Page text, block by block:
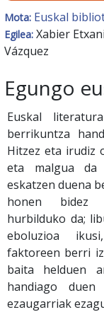
Mota: Euskal
Egilea: Xabier
Vázquez
Egungo
Euskal
berrikuntza
Hitzez eta irudiz
eta malgua da
eskatzen duena
honen bidez
hurbilduko da;
eboluzioa
faktoreen berri
baita helduen
handiago
ezaugarriak